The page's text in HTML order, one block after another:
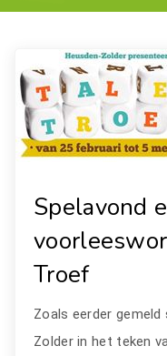
Spelavond
Troef
Zoals eerder
Zolder in het teken